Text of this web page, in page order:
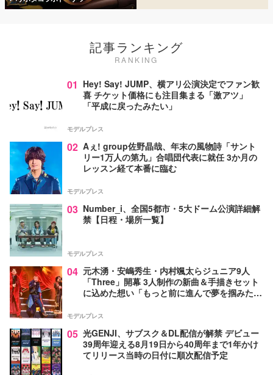
記事ランキング
RANKING
01 Hey! Say! JUMP、横アリ公演決定でファン歓
喜 チケット価格にも注目集まる「激アツ」
「平成に戻ったみたい」
モデルプレス
02 Aぇ! group佐野晶哉、年末の風物詩「サント
リー1万人の第九」合唱団代表に就任 3か月の
レッスン経て本番に臨む
モデルプレス
03 Number_i、全国5都市・5大ドーム公演詳細解
禁【日程・場所一覧】
モデルプレス
04 元木湧・安嶋秀生・内村颯太らジュニア9人
「Three」開幕 3人制作の新曲＆手描きセット
に込めた想い「もっと前に進んで夢を掴みた
モデルプレス
05 光GENJI、サブスク＆DL配信が解禁 デビュー
39周年迎える8月19日から40周年まで1年かけ
てリリース当時の日付に順次配信予定